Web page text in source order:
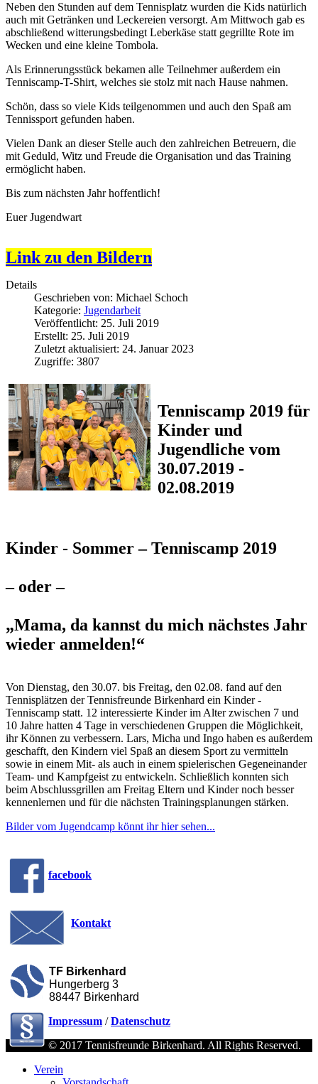
Neben den Stunden auf dem Tennisplatz wurden die Kids natürlich
auch mit Getränken und Leckereien versorgt. Am Mittwoch gab es
abschließend witterungsbedingt Leberkäse statt gegrillte Rote im
Wecken und eine kleine Tombola.
Als Erinnerungsstück bekamen alle Teilnehmer außerdem ein
Tenniscamp-T-Shirt, welches sie stolz mit nach Hause nahmen.
Schön, dass so viele Kids teilgenommen und auch den Spaß am
Tennissport gefunden haben.
Vielen Dank an dieser Stelle auch den zahlreichen Betreuern, die
mit Geduld, Witz und Freude die Organisation und das Training
ermöglicht haben.
Bis zum nächsten Jahr hoffentlich!
Euer Jugendwart
Link zu den Bildern
Details
Geschrieben von: Michael Schoch
Kategorie: Jugendarbeit
Veröffentlicht: 25. Juli 2019
Erstellt: 25. Juli 2019
Zuletzt aktualisiert: 24. Januar 2023
Zugriffe: 3807
Tenniscamp 2019 für
Kinder und
Jugendliche vom
30.07.2019 -
02.08.2019
Kinder - Sommer – Tenniscamp 2019
– oder –
„Mama, da kannst du mich nächstes Jahr
wieder anmelden!“
Von Dienstag, den 30.07. bis Freitag, den 02.08. fand auf den
Tennisplätzen der Tennisfreunde Birkenhard ein Kinder -
Tenniscamp statt. 12 interessierte Kinder im Alter zwischen 7 und
10 Jahre hatten 4 Tage in verschiedenen Gruppen die Möglichkeit,
ihr Können zu verbessern. Lars, Micha und Ingo haben es außerdem
geschafft, den Kindern viel Spaß an diesem Sport zu vermitteln
sowie in einem Mit- als auch in einem spielerischen Gegeneinander
Team- und Kampfgeist zu entwickeln. Schließlich konnten sich
beim Abschlussgrillen am Freitag Eltern und Kinder noch besser
kennenlernen und für die nächsten Trainingsplanungen stärken.
Bilder vom Jugendcamp könnt ihr hier sehen...
facebook
Kontakt
TF Birkenhard
Hungerberg 3
88447 Birkenhard
Impressum /Datenschutz
© 2017 Tennisfreunde Birkenhard. All Rights Reserved.
Verein